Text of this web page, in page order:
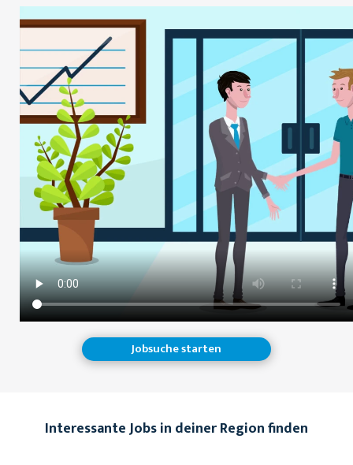
Jobsuche starten
Interessante Jobs in deiner Region finden